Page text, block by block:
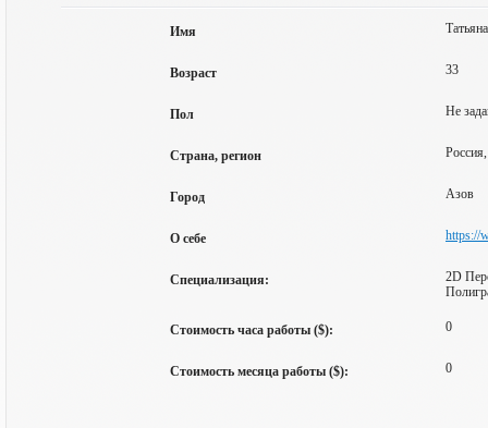
Имя
Возраст 33
Пол Не
Страна, регион
Город Азов
О себе https://
Специализация:
2D
Стоимость часа работы ($): 0
Стоимость месяца работы ($): 0